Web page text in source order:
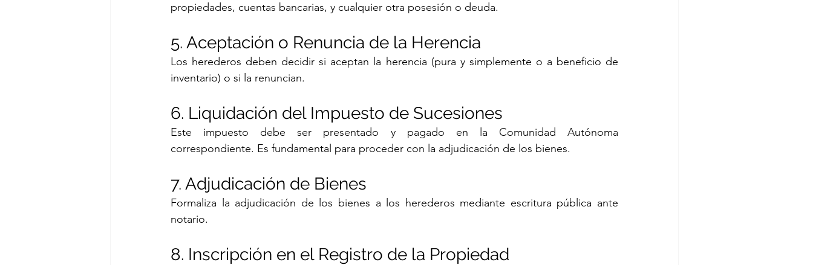
propiedades, cuentas bancarias, y cualquier otra posesión o deuda.
5. Aceptación o Renuncia de la Herencia
Los herederos deben decidir si aceptan la herencia (pura y simplemente o a beneficio de
inventario) o si la renuncian.
6. Liquidación del Impuesto de Sucesiones
Este impuesto debe ser presentado y pagado en la Comunidad Autónoma
correspondiente. Es fundamental para proceder con la adjudicación de los bienes.
7. Adjudicación de Bienes
Formaliza la adjudicación de los bienes a los herederos mediante escritura pública ante
notario.
8. Inscripción en el Registro de la Propiedad